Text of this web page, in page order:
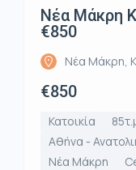
Νέα Μάκρη
€850
Νέα Μάκρη,
€850
Κατοικία
Αθήνα -
Νέα Μάκρη